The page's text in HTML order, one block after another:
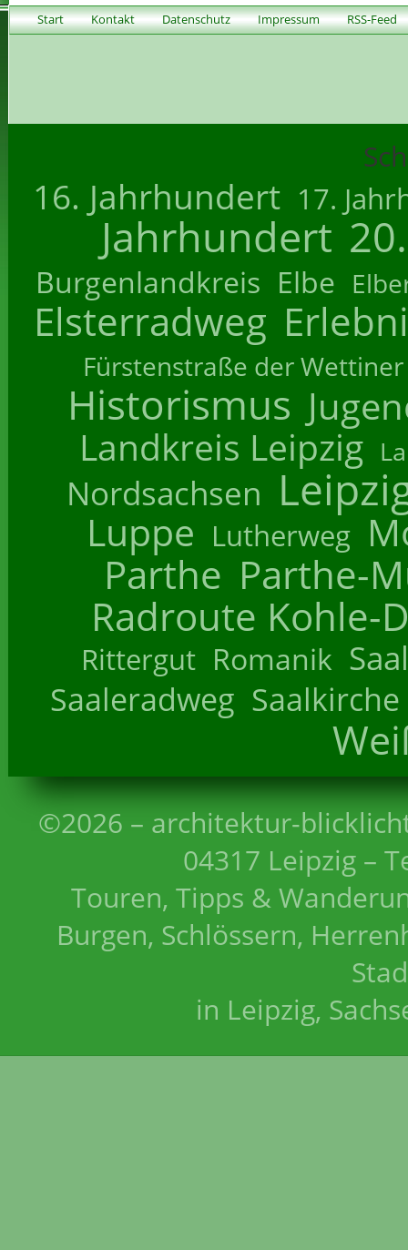
Start Kontakt Datenschutz Impressum RSS-Feed
16. Jahrhundert 17.
Jahrhundert
Burgenlandkreis Elbe
Elsterradweg
Fürstenstraße der Wettiner
Historismus
Landkreis Leipzig
Nordsachsen
Luppe Lutherweg
Parthe Parthe-
Radroute Kohle-
Rittergut Romanik
Saaleradweg Saalkirche
©2026 – architektur-
04317 Leipzig –
Touren, Tipps &
Burgen, Schlössern,
in Leipzig,